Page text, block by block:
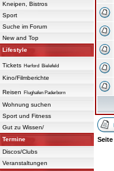
Kneipen, Bistros
Sport
Suche im Forum
New and Top
Lifestyle
Tickets Herford Bielefeld
Kino/Filmberichte
Reisen Flughafen Paderborn
Wohnung suchen
Sport und Fitness
Gut zu Wissen/
Termine
Discos/Clubs
Veranstaltungen
Seite